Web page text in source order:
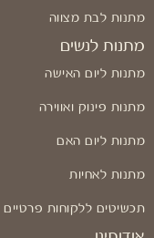
מתנות לבת מצווה
מתנות לנשים
מתנות ליום האישה
מתנות פינוק ואווירה
מתנות ליום האם
מתנות לאחיות
תכשיטים ללקוחות פרטיים